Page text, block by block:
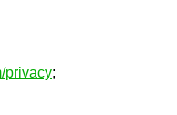
privacy;